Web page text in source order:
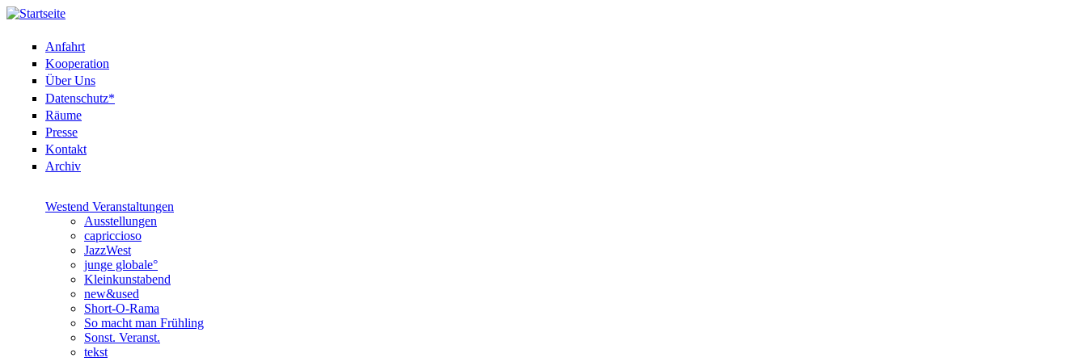
Anfahrt
Kooperation
Über Uns
Datenschutz*
Räume
Presse
Kontakt
Archiv
Westend Veranstaltungen
Ausstellungen
capriccioso
JazzWest
junge globale°
Kleinkunstabend
new&used
Short-O-Rama
So macht man Frühling
Sonst. Veranst.
tekst